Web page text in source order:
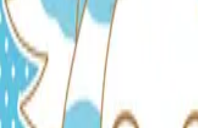
しゃっぽ。-Shappo-